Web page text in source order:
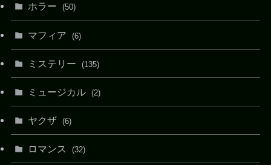
ホラー (50)
マフィア (6)
ミステリー (135)
ミュージカル (2)
ヤクザ (6)
ロマンス (32)